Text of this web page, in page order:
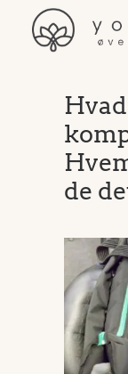
Øvelser
Video &
Yoga-stilarter
Yoga for …
de